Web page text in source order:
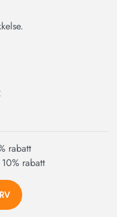
rabatt
rabatt